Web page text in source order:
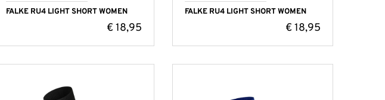
FALKE RU4 LIGHT SHORT WOMEN
€18,95
FALKE RU4 LIGHT SHORT WOMEN
€18,95